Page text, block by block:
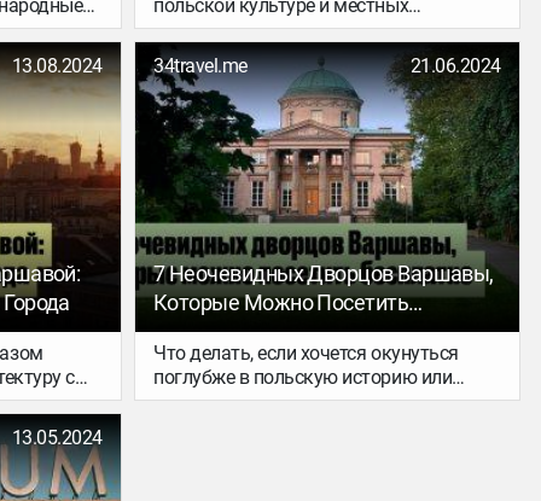
польской культуре и местных
«правилах жизни»? Вместе со школой
польского языка Polish for Belarus мы
сделали этот незаурядный тест, чтобы
ты смог(-ла) восполнить недостающие
знания контекста и чувствовать себя в
этой стране еще увереннее.
13.08.2024
с
этим
хотя бы
34travel.me 21.06.2024
7 Неочевидных Дворцов Варшавы,
Которые Можно Посетить
Бесплатно
Что делать, если хочется окунуться
поглубже в польскую историю или
почувствовать себя частью мира
13.05.2024